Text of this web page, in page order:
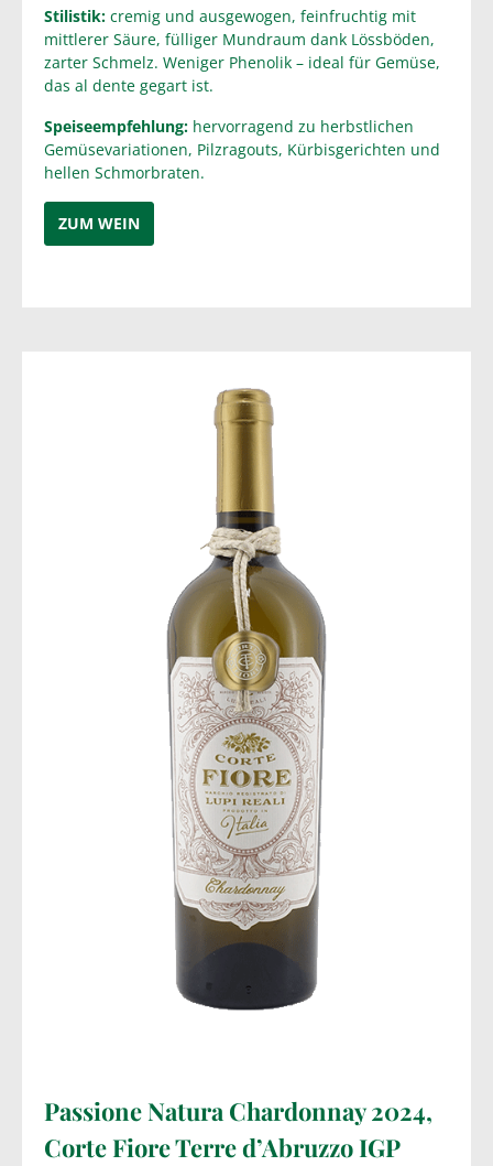
Stilistik: cremig und ausgewogen, feinfruchtig mit
mittlerer Säure, fülliger Mundraum dank Lössböden,
zarter Schmelz. Weniger Phenolik – ideal für Gemüse,
das al dente gegart ist.
Speiseempfehlung: hervorragend zu herbstlichen
Gemüsevariationen, Pilzragouts, Kürbisgerichten und
hellen Schmorbraten.
ZUM WEIN
Passione Natura Chardonnay 2024,
Corte Fiore Terre d’Abruzzo IGP